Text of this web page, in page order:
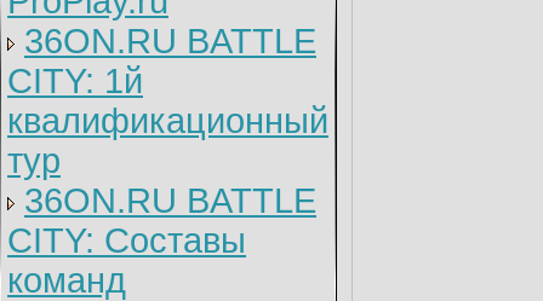
36ON.RU BATTLE
CITY: 1й
квалификационный
тур
36ON.RU BATTLE
CITY: Составы
команд